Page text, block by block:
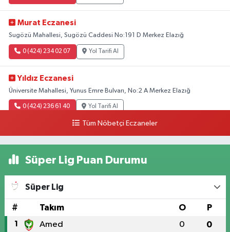
Murat Eczanesi
Sugözü Mahallesi, Sugözü Caddesi No:191 D Merkez Elazığ
0 (424) 234 02 07 Yol Tarifi Al
Yıldız Eczanesi
Üniversite Mahallesi, Yunus Emre Bulvarı, No:2 A Merkez Elazığ
0 (424) 236 61 40 Yol Tarifi Al
Tüm Nöbetçi Eczaneler
Süper Lig Puan Durumu
Süper Lig
# Takım O P
1 Amed 0 0